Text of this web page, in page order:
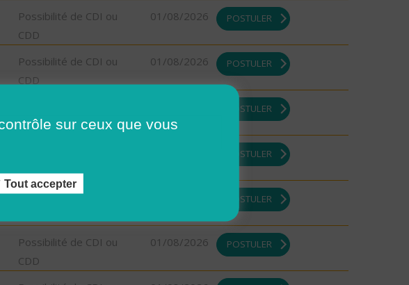
Possibilité de CDI ou
CDD
01/08/2026 POSTULER
Possibilité de CDI ou
CDD
01/08/2026 POSTULER
CDD
POSTULER
CDD
POSTULER
Possibilité de CDI ou
POSTULER
Possibilité de CDI ou
CDD
01/08/2026 POSTULER
sur ceux que vous
Tout accepter